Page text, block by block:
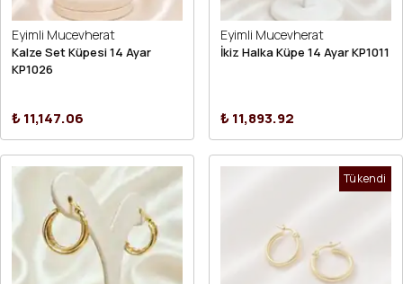
Eyimli Mucevherat
Kalze Set Küpesi 14 Ayar
KP1026
₺ 11,147.06
Eyimli Mucevherat
İkiz Halka Küpe 14 Ayar KP1011
₺ 11,893.92
Tükendi